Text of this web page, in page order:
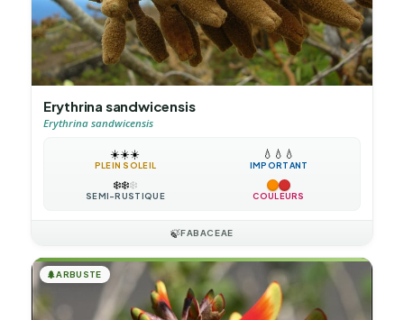
Erythrina sandwicensis
Erythrina sandwicensis
☀️☀️☀️
PLEIN SOLEIL
💧 💧 💧
IMPORTANT
❄️❄️❄️
SEMI-RUSTIQUE COULEURS
🍃FABACEAE
🌲ARBUSTE